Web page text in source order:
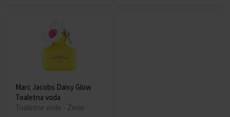
Marc Jacobs Daisy Glow
Toaletna voda
Toaletne vode - Žene